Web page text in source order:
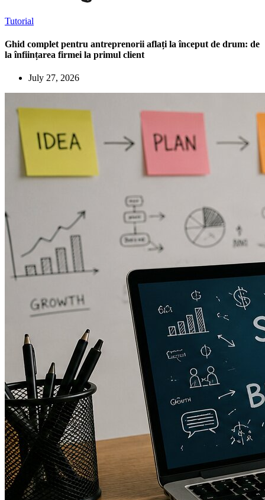
Tutorial
Ghid complet pentru antreprenorii aflați la început de drum: de
la înființarea firmei la primul client
July 27, 2026